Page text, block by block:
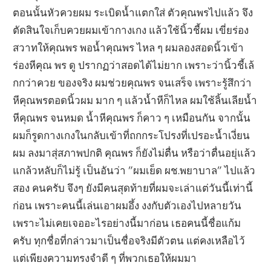
ตอนนั้นหัวควยผม ระเบิดน้ำแตกใส่ ตัวคุณพรไปแล้ว จึง
ตัดสินใจเก็บควยผมเข้ากางเกง แล้วใช้นิ้วชี้ผม เขี่ยร่อง
สวาทให้คุณพร พอน้ำคุณพร ไหล ๆ ผมลองสอดนิ้วเข้า
ร่องหีคุณ พร ดู ปรากฏว่าสอดได้ไม่ยาก เพราะว่านิ้วชี้เล้
กกว่าควย ของจริง ผมช่วยคุณพร จนเสร็จ เพราะรู้สึกว่า
หีคุณพรตอดนิ้วผม มาก ๆ แล้วน้ำหีก็ไหล ผมใช้ลิ้นเลียน้ำ
หีคุณพร จนหมด น้ำหีคุณพร ก็คาว ๆ เหมือนกัน จากนั้น
ผมก็รูดกางเกงในกลับเข้าที่ถกกระโปรงที่เปรอะน้ำเงี่ยน
ผม ลงมาสุ่สภาพปกติ คุณพร ก็ยังไม่ตื่น หรือว่าตื่นอยุ่แล้ว
แกล้วหลับก็ไม่รู้ เป็นอันว่า ”ผมเย็ด ผช.พยาบาล” ไปแล้ว
สอง คนครับ จึงๆ ยังมีคนสุดท้ายที่ผมจะเล่าแต่วันนี้เท่านี้
ก่อน เพราะคนนี้เล่นเอาผมอึ้ง งงกับตัวเองไปหลายวัน
เพราะไม่เคยเจออะไรอย่างนี้มาก่อน เธอคนนี้ชื่อแก้ม
ครับ ทุกชื่อที่กล่าวมาเป็นชื่อจริงมีตัวตน แต่คงเหลือไว้
แต่เพียงความทรงจำดี ๆ ที่พวกเธอให้ผมมา